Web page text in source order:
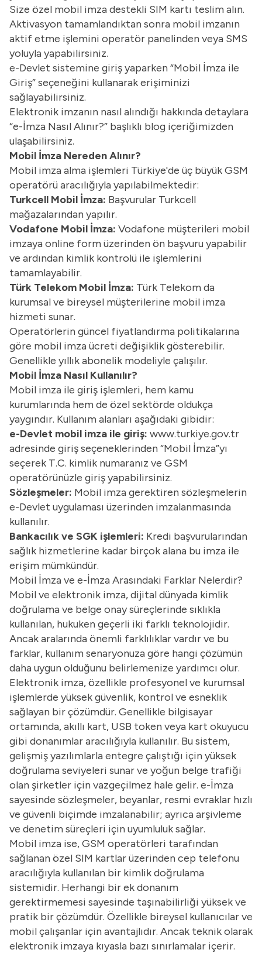
Size özel mobil imza destekli SIM kartı teslim alın.
Aktivasyon tamamlandıktan sonra mobil imzanın
aktif etme işlemini operatör panelinden veya SMS
yoluyla yapabilirsiniz.
e-Devlet sistemine giriş yaparken “Mobil İmza ile
Giriş” seçeneğini kullanarak erişiminizi
sağlayabilirsiniz.
Elektronik imzanın nasıl alındığı hakkında detaylara
“e-İmza Nasıl Alınır?” başlıklı blog içeriğimizden
ulaşabilirsiniz.
Mobil İmza Nereden Alınır?
Mobil imza alma işlemleri Türkiye'de üç büyük GSM
operatörü aracılığıyla yapılabilmektedir:
Turkcell Mobil İmza: Başvurular Turkcell
mağazalarından yapılır.
Vodafone Mobil İmza: Vodafone müşterileri mobil
imzaya online form üzerinden ön başvuru yapabilir
ve ardından kimlik kontrolü ile işlemlerini
tamamlayabilir.
Türk Telekom Mobil İmza: Türk Telekom da
kurumsal ve bireysel müşterilerine mobil imza
hizmeti sunar.
Operatörlerin güncel fiyatlandırma politikalarına
göre mobil imza ücreti değişiklik gösterebilir.
Genellikle yıllık abonelik modeliyle çalışılır.
Mobil İmza Nasıl Kullanılır?
Mobil imza ile giriş işlemleri, hem kamu
kurumlarında hem de özel sektörde oldukça
yaygındır. Kullanım alanları aşağıdaki gibidir:
e-Devlet mobil imza ile giriş: www.turkiye.gov.tr
adresinde giriş seçeneklerinden “Mobil İmza”yı
seçerek T.C. kimlik numaranız ve GSM
operatörünüzle giriş yapabilirsiniz.
Sözleşmeler: Mobil imza gerektiren sözleşmelerin
e-Devlet uygulaması üzerinden imzalanmasında
kullanılır.
Bankacılık ve SGK işlemleri: Kredi başvurularından
sağlık hizmetlerine kadar birçok alana bu imza ile
erişim mümkündür.
Mobil İmza ve e-İmza Arasındaki Farklar Nelerdir?
Mobil ve elektronik imza, dijital dünyada kimlik
doğrulama ve belge onay süreçlerinde sıklıkla
kullanılan, hukuken geçerli iki farklı teknolojidir.
Ancak aralarında önemli farklılıklar vardır ve bu
farklar, kullanım senaryonuza göre hangi çözümün
daha uygun olduğunu belirlemenize yardımcı olur.
Elektronik imza, özellikle profesyonel ve kurumsal
işlemlerde yüksek güvenlik, kontrol ve esneklik
sağlayan bir çözümdür. Genellikle bilgisayar
ortamında, akıllı kart, USB token veya kart okuyucu
gibi donanımlar aracılığıyla kullanılır. Bu sistem,
gelişmiş yazılımlarla entegre çalıştığı için yüksek
doğrulama seviyeleri sunar ve yoğun belge trafiği
olan şirketler için vazgeçilmez hale gelir. e-İmza
sayesinde sözleşmeler, beyanlar, resmi evraklar hızlı
ve güvenli biçimde imzalanabilir; ayrıca arşivleme
ve denetim süreçleri için uyumluluk sağlar.
Mobil imza ise, GSM operatörleri tarafından
sağlanan özel SIM kartlar üzerinden cep telefonu
aracılığıyla kullanılan bir kimlik doğrulama
sistemidir. Herhangi bir ek donanım
gerektirmemesi sayesinde taşınabilirliği yüksek ve
pratik bir çözümdür. Özellikle bireysel kullanıcılar ve
mobil çalışanlar için avantajlıdır. Ancak teknik olarak
elektronik imzaya kıyasla bazı sınırlamalar içerir.